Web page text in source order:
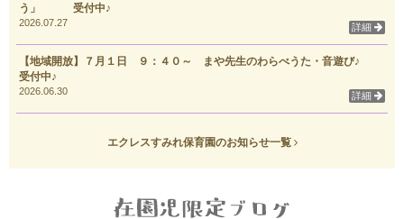
う」 受付中♪
2026.07.27 詳細
【地域開放】７月１日 ９：４０～ まや先生のわらべうた・音遊び♪
受付中♪
2026.06.30 詳細
エクレスすみれ保育園のお知らせ一覧